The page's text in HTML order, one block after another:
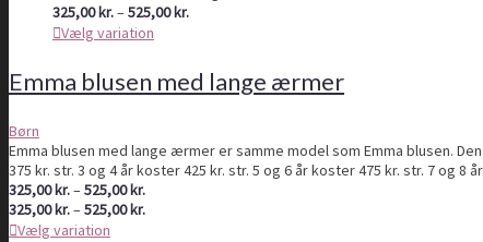
325,00kr.–525,00kr.Prisinterval:
525,00 kr.
Vælg variation
Emma blusen med lange ærmer
Børn
Emma blusen med lange ærmer er samme model som Emma blusen.
375 kr. str. 3 og 4 år koster 425 kr. str. 5 og 6 år koster 475 kr. str. 7 og 8
325,00kr.–525,00kr.Prisinterval:
325,00 kr.
325,00kr.–525,00kr.Prisinterval:
Vælg variation